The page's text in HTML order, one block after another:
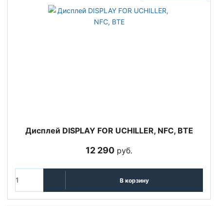
Дисплей DISPLAY FOR UCHILLER, NFC, BTE
12 290 руб.
В корзину